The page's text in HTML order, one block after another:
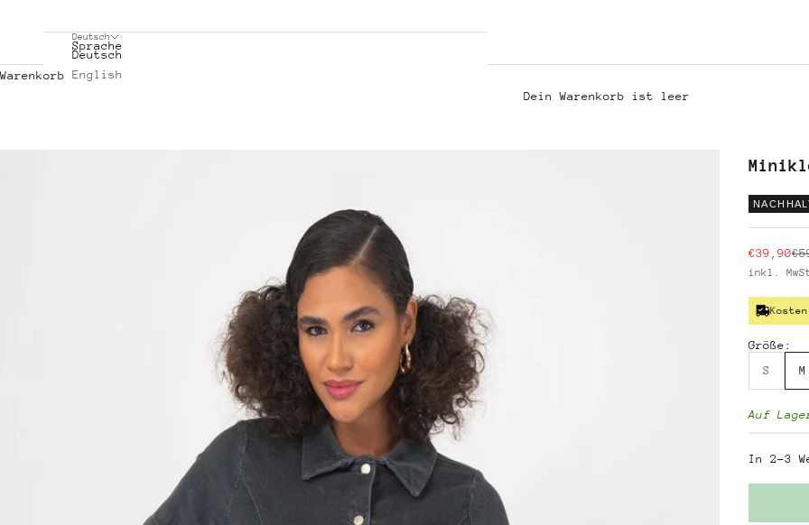
Deutsch
Sprache
Deutsch
English
Warenkorb
Dein Warenkorb ist leer
Angebot
€39,90
inkl.
Größe:
S
M
Auf
In 2-3